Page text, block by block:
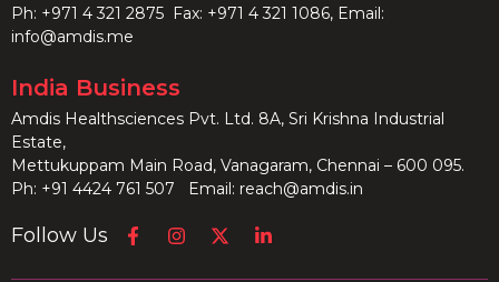
Ph: +971 4 321 2875 Fax: +971 4 321 1086, Email:
info@amdis.me
India Business
Amdis Healthsciences Pvt. Ltd. 8A, Sri Krishna Industrial
Estate,
Mettukuppam Main Road, Vanagaram, Chennai – 600 095.
Ph: +91 4424 761 507 Email: reach@amdis.in
Follow Us